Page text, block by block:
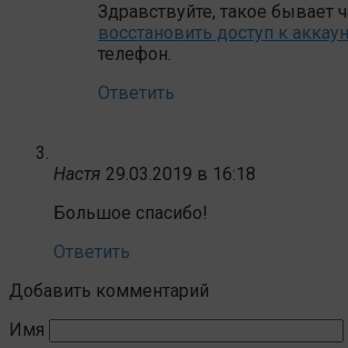
Здравствуйте, такое бывает
восстановить доступ к
телефон.
Ответить
Настя 29.03.2019 в 16:18
Большое спасибо!
Ответить
Добавить комментарий
Имя